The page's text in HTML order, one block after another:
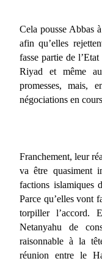
Cela pousse Abbas
afin qu’elles
fasse partie de
Riyad et même
promesses, mais,
négociations en
Franchement, leur
va être quasiment
factions islamiques
Parce qu’elles vont
torpiller l’accord.
Netanyahu de
raisonnable à la
réunion entre le